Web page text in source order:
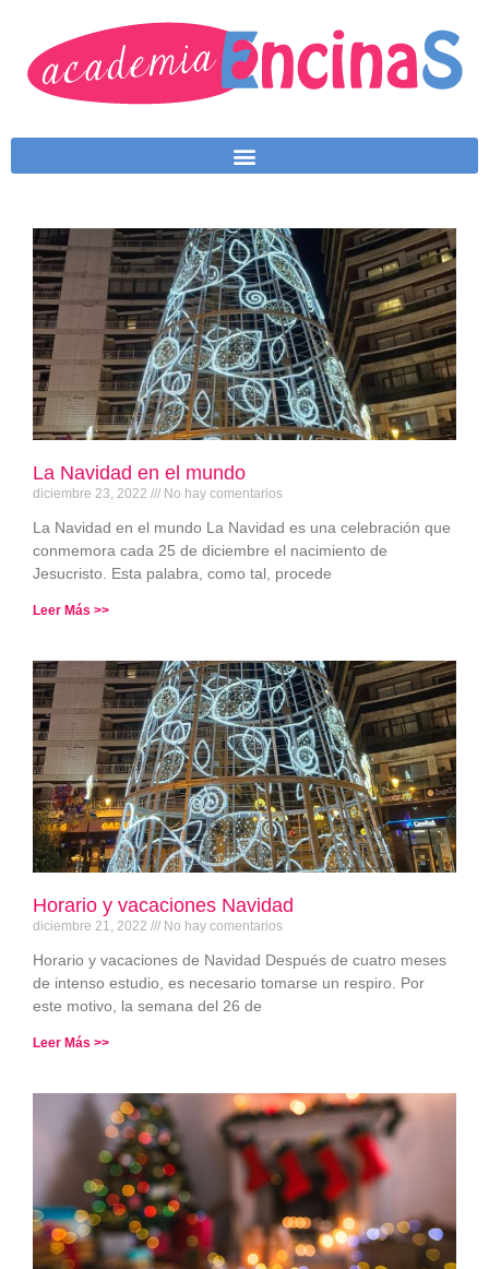
La Navidad en el mundo
diciembre 23, 2022 No hay comentarios
La Navidad en el mundo La Navidad es una celebración que
conmemora cada 25 de diciembre el nacimiento de
Jesucristo. Esta palabra, como tal, procede
Leer Más >>
Horario y vacaciones Navidad
diciembre 21, 2022 No hay comentarios
Horario y vacaciones de Navidad Después de cuatro meses
de intenso estudio, es necesario tomarse un respiro. Por
este motivo, la semana del 26 de
Leer Más >>